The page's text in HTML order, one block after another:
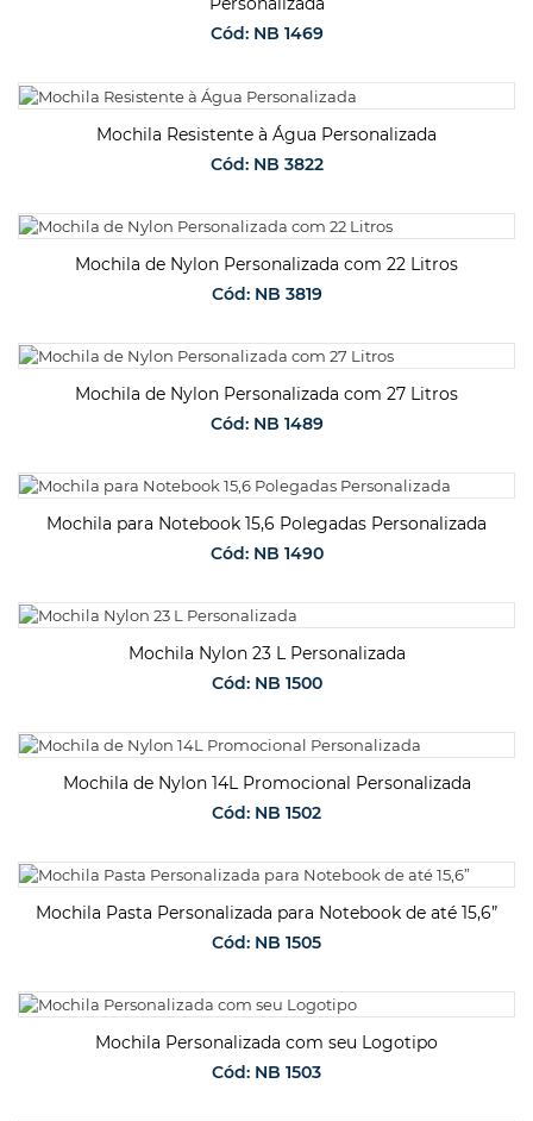
Cód: NB 1469
SOLICITAR ORÇAMENTO
Mochila Resistente à Água Personalizada
Cód: NB 3822
SOLICITAR ORÇAMENTO
Mochila de Nylon Personalizada com 22 Litros
Cód: NB 3819
SOLICITAR ORÇAMENTO
Mochila de Nylon Personalizada com 27 Litros
Cód: NB 1489
SOLICITAR ORÇAMENTO
Mochila para Notebook 15,6 Polegadas Personalizada
Cód: NB 1490
SOLICITAR ORÇAMENTO
Mochila Nylon 23 L Personalizada
Cód: NB 1500
SOLICITAR ORÇAMENTO
Mochila de Nylon 14L Promocional Personalizada
Cód: NB 1502
SOLICITAR ORÇAMENTO
Mochila Pasta Personalizada para Notebook de até 15,6”
Cód: NB 1505
SOLICITAR ORÇAMENTO
Mochila Personalizada com seu Logotipo
Cód: NB 1503